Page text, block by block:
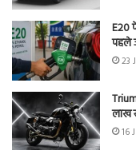
E20
पहले
23
लाख
16